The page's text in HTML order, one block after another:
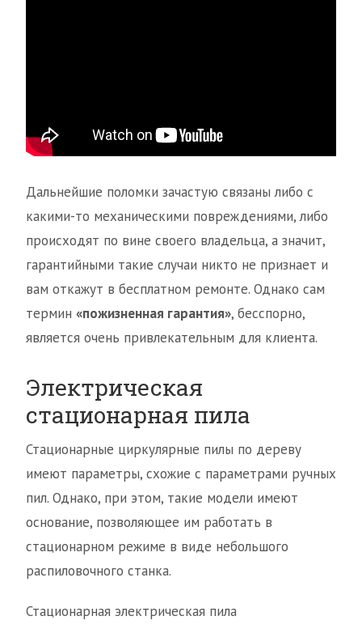
Дальнейшие поломки зачастую связаны либо с
какими-то механическими повреждениями, либо
происходят по вине своего владельца, а значит,
гарантийными такие случаи никто не признает и
вам откажут в бесплатном ремонте. Однако сам
термин «пожизненная гарантия», бесспорно,
является очень привлекательным для клиента.
Электрическая
стационарная пила
Стационарные циркулярные пилы по дереву
имеют параметры, схожие с параметрами ручных
пил. Однако, при этом, такие модели имеют
основание, позволяющее им работать в
стационарном режиме в виде небольшого
распиловочного станка.
Стационарная электрическая пила